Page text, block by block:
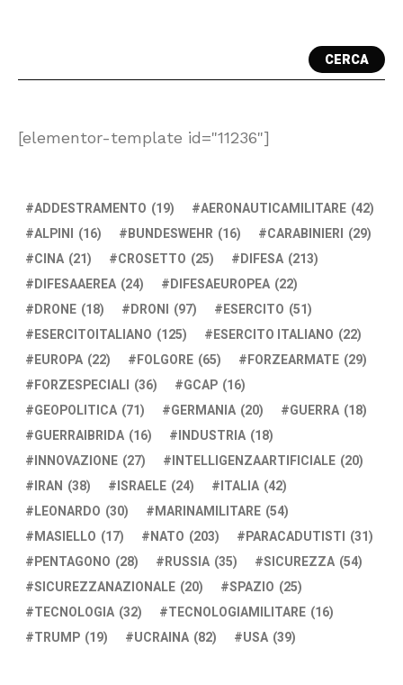
CERCA
[elementor-template id="11236"]
ADDESTRAMENTO (19) AERONAUTICAMILITARE (42)
ALPINI (16) BUNDESWEHR (16) CARABINIERI (29)
CINA (21) CROSETTO (25) DIFESA (213)
DIFESAAEREA (24) DIFESAEUROPEA (22)
DRONE (18) DRONI (97) ESERCITO (51)
ESERCITOITALIANO (125) ESERCITO ITALIANO (22)
EUROPA (22) FOLGORE (65) FORZEARMATE (29)
FORZESPECIALI (36) GCAP (16)
GEOPOLITICA (71) GERMANIA (20) GUERRA (18)
GUERRAIBRIDA (16) INDUSTRIA (18)
INNOVAZIONE (27) INTELLIGENZAARTIFICIALE (20)
IRAN (38) ISRAELE (24) ITALIA (42)
LEONARDO (30) MARINAMILITARE (54)
MASIELLO (17) NATO (203) PARACADUTISTI (31)
PENTAGONO (28) RUSSIA (35) SICUREZZA (54)
SICUREZZANAZIONALE (20) SPAZIO (25)
TECNOLOGIA (32) TECNOLOGIAMILITARE (16)
TRUMP (19) UCRAINA (82) USA (39)